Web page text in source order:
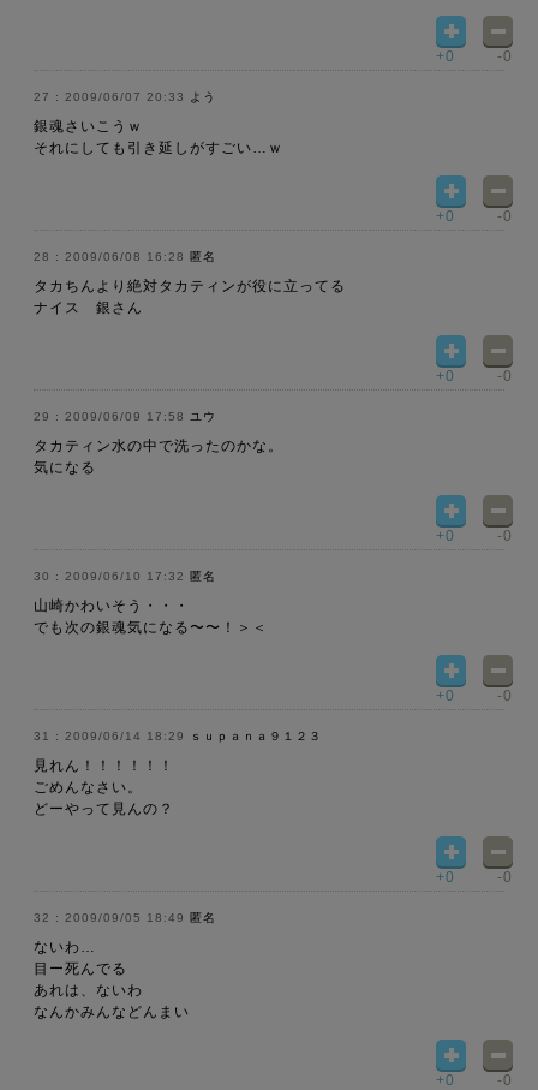
+0 -0
2009/06/07 20:33 よう
銀魂さいこうｗ
それにしても引き延しがすごい…ｗ
+0 -0
2009/06/08 16:28 匿名
タカちんより絶対タカティンが役に立ってる
ナイス 銀さん
+0 -0
2009/06/09 17:58 ユウ
タカティン水の中で洗ったのかな。
気になる
+0 -0
2009/06/10 17:32 匿名
山崎かわいそう・・・
でも次の銀魂気になる〜〜！＞＜
+0 -0
2009/06/14 18:29 ｓｕｐａｎａ９１２３
見れん！！！！！！
ごめんなさい。
どーやって見んの？
+0 -0
2009/09/05 18:49 匿名
ないわ…
目ー死んでる
あれは、ないわ
なんかみんなどんまい
+0 -0